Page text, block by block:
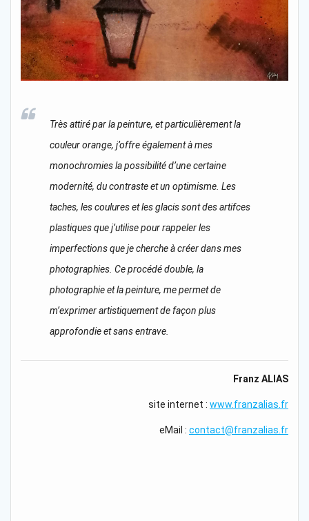
Très attiré par la peinture, et particulièrement la
couleur orange, j’offre également à mes
monochromies la possibilité d’une certaine
modernité, du contraste et un optimisme. Les
taches, les coulures et les glacis sont des artifces
plastiques que j’utilise pour rappeler les
imperfections que je cherche à créer dans mes
photographies. Ce procédé double, la
photographie et la peinture, me permet de
m’exprimer artistiquement de façon plus
approfondie et sans entrave.
Franz ALIAS
site internet : www.franzalias.fr
eMail : contact@franzalias.fr